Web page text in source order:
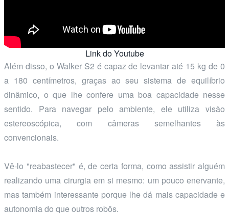
Link do Youtube
Além disso, o Walker S2 é capaz de levantar até 15 kg de 0
a 180 centímetros, graças ao seu sistema de equilíbrio
dinâmico, o que lhe confere uma boa capacidade nesse
sentido. Para navegar pelo ambiente, ele utiliza visão
estereoscópica, com câmeras semelhantes às
convencionais.
Vê-lo "reabastecer" é, de certa forma, como assistir alguém
realizando uma cirurgia em si mesmo: um pouco enervante,
mas também interessante porque lhe dá mais capacidade e
autonomia do que outros robôs.